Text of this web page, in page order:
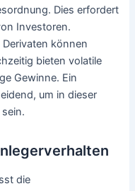
Dies erfordert
Investoren.
können
bieten volatile
Gewinne. Ein
um in dieser
die